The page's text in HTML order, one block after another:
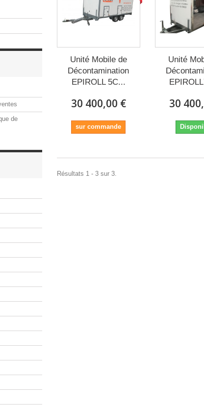
de
Unité Mobile de
Décontamination
EPIROLL 5C...
30 400,00 €
sur commande
Unité
30
Résultats 1 - 3 sur 3.